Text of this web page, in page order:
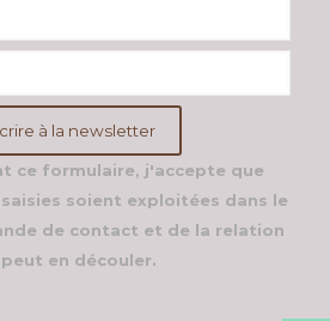
ce formulaire, j'accepte que
soient exploitées dans le
de contact et de la relation
en découler.